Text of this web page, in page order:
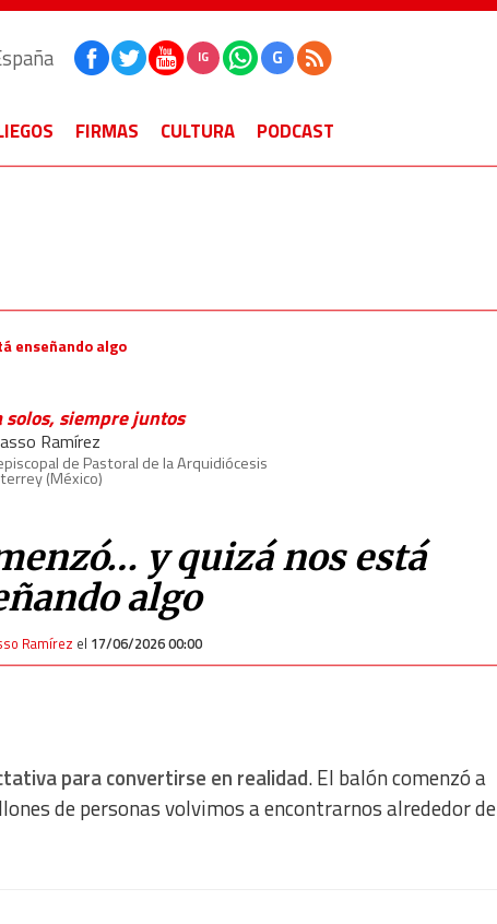
IG G
FIRMAS CULTURA PODCAST
enseñando algo
solos, siempre juntos
Ramírez
de Pastoral de la Arquidiócesis
(México)
y quizá nos está
algo
Ramírez el 17/06/2026 00:00
para convertirse en realidad. El balón comenzó a
de personas volvimos a encontrarnos alrededor de